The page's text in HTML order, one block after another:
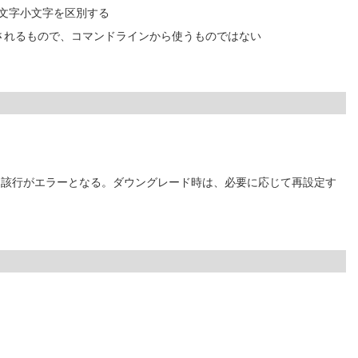
字小文字を区別する
るもので、コマンドラインから使うものではない
行がエラーとなる。ダウングレード時は、必要に応じて再設定す